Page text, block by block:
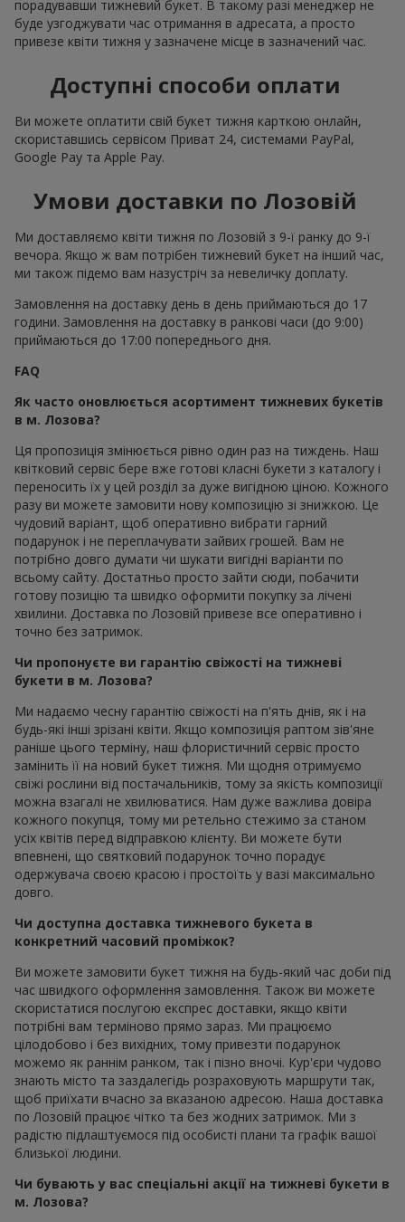
порадувавши тижневий букет. В такому разі менеджер не
буде узгоджувати час отримання в адресата, а просто
привезе квіти тижня у зазначене місце в зазначений час.
Доступні способи оплати
Ви можете оплатити свій букет тижня карткою онлайн,
скориставшись сервісом Приват 24, системами PayPal,
Google Pay та Apple Pay.
Умови доставки по Лозовій
Ми доставляємо квіти тижня по Лозовій з 9-ї ранку до 9-ї
вечора. Якщо ж вам потрібен тижневий букет на інший час,
ми також підемо вам назустріч за невеличку доплату.
Замовлення на доставку день в день приймаються до 17
години. Замовлення на доставку в ранкові часи (до 9:00)
приймаються до 17:00 попереднього дня.
FAQ
Як часто оновлюється асортимент тижневих букетів
в м. Лозова?
Ця пропозиція змінюється рівно один раз на тиждень. Наш
квітковий сервіс бере вже готові класні букети з каталогу і
переносить їх у цей розділ за дуже вигідною ціною. Кожного
разу ви можете замовити нову композицію зі знижкою. Це
чудовий варіант, щоб оперативно вибрати гарний
подарунок і не переплачувати зайвих грошей. Вам не
потрібно довго думати чи шукати вигідні варіанти по
всьому сайту. Достатньо просто зайти сюди, побачити
готову позицію та швидко оформити покупку за лічені
хвилини. Доставка по Лозовій привезе все оперативно і
точно без затримок.
Чи пропонуєте ви гарантію свіжості на тижневі
букети в м. Лозова?
Ми надаємо чесну гарантію свіжості на п'ять днів, як і на
будь-які інші зрізані квіти. Якщо композиція раптом зів'яне
раніше цього терміну, наш флористичний сервіс просто
замінить її на новий букет тижня. Ми щодня отримуємо
свіжі рослини від постачальників, тому за якість композиції
можна взагалі не хвилюватися. Нам дуже важлива довіра
кожного покупця, тому ми ретельно стежимо за станом
усіх квітів перед відправкою клієнту. Ви можете бути
впевнені, що святковий подарунок точно порадує
одержувача своєю красою і простоїть у вазі максимально
довго.
Чи доступна доставка тижневого букета в
конкретний часовий проміжок?
Ви можете замовити букет тижня на будь-який час доби під
час швидкого оформлення замовлення. Також ви можете
скористатися послугою експрес доставки, якщо квіти
потрібні вам терміново прямо зараз. Ми працюємо
цілодобово і без вихідних, тому привезти подарунок
можемо як раннім ранком, так і пізно вночі. Кур'єри чудово
знають місто та заздалегідь розраховують маршрути так,
щоб приїхати вчасно за вказаною адресою. Наша доставка
по Лозовій працює чітко та без жодних затримок. Ми з
радістю підлаштуємося під особисті плани та графік вашої
близької людини.
Чи бувають у вас спеціальні акції на тижневі букети в
м. Лозова?